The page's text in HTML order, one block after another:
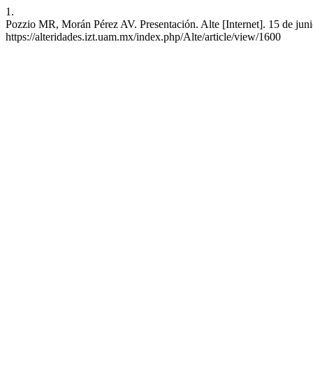
1.
Pozzio MR, Morán Pérez AV. Presentación. Alte [Internet]. 15 de
https://alteridades.izt.uam.mx/index.php/Alte/article/view/1600